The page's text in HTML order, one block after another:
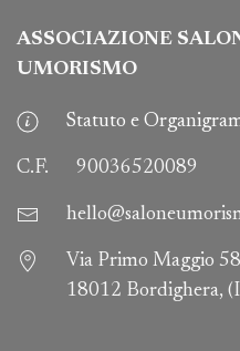
ASSOCIAZIONE
UMORISMO
Statuto e
C.F. 90036520089
Via Primo Maggio 58
18012 Bordighera,